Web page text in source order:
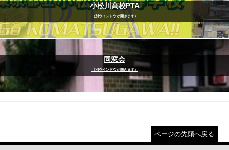
小松川高校PTA
（別ウインドウが開きます）
同窓会
（別ウインドウが開きます）
ページの先頭へ戻る